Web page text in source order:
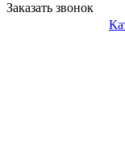
Заказать звонок